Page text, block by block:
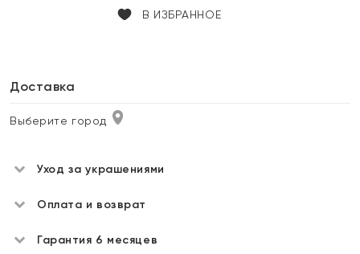
В ИЗБРАННОЕ
Доставка
Выберите город
Уход за украшениями
Оплата и возврат
Гарантия 6 месяцев